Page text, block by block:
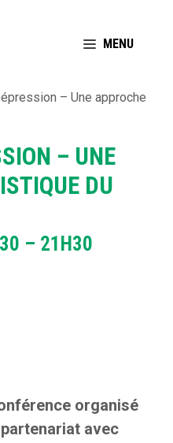
MENU
– Une approche
– UNE
DU
– 21H30
organisé
avec